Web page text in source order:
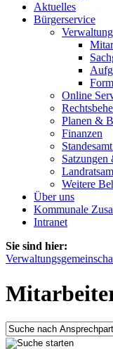
Aktuelles
Bürgerservice
Verwaltung
Online
Planen &
Finanzen
Satzungen
Weitere
Über uns
Kommunale
Intranet
Sie sind hier: